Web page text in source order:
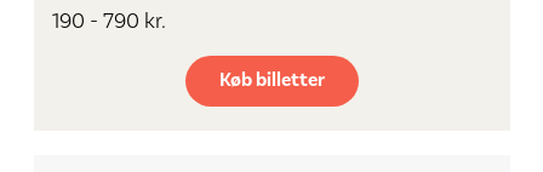
190 - 790 kr.
Køb billetter